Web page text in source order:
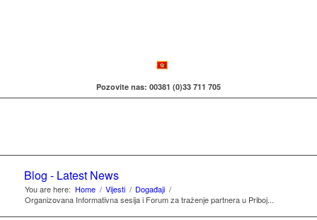
Pozovite nas: 00381 (0)33 711 705
Blog - Latest News
You are here: Home / Vijesti / Događaji /
Organizovana Informativna sesija i Forum za traženje partnera u Priboj...